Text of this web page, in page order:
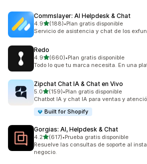
Commslayer: AI Helpdesk & Chat
4.9de 5 estrellas
(188)
188 reseñas en total
•Plan gratis disponible
Servicio de asistencia y chat de los
Redo
4.9de 5 estrellas
(660)
660 reseñas en total
•Plan gratis disponible
Todo lo que tu marca necesita. En una
Zipchat Chat IA & Chat en Vivo
5.0de 5 estrellas
(159)
159 reseñas en total
•Plan gratis disponible
Chatbot IA y chat IA para ventas y
Built for Shopify
Gorgias: AI, Helpdesk & Chat
4.2de 5 estrellas
(617)
617 reseñas en total
•Prueba gratis disponible
Resuelve las consultas de soporte al
negocio.